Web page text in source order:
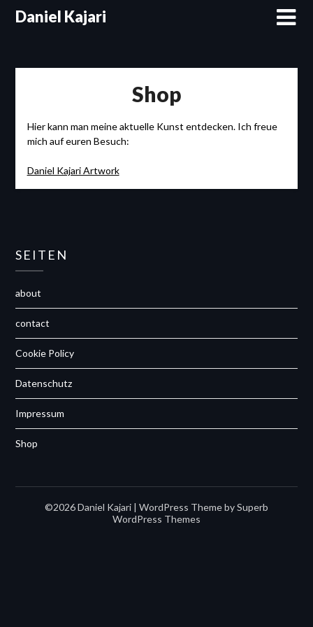
SkipDaniel Kajari
Shop
Hier kann man meine aktuelle Kunst entdecken. Ich freue
mich auf euren Besuch:
Daniel Kajari Artwork
SEITEN
about
contact
Cookie Policy
Datenschutz
Impressum
Shop
©2026 Daniel Kajari | WordPress Theme bySuperb
WordPress Themes